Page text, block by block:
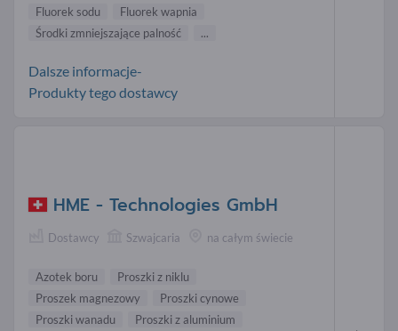
Fluorek sodu
Fluorek wapnia
Środki zmniejszające palność
...
Dalsze informacje-
Produkty tego dostawcy
HME - Technologies GmbH
Dostawcy Szwajcaria na całym świecie
Azotek boru
Proszki z niklu
Proszek magnezowy
Proszki cynowe
Proszki wanadu
Proszki z aluminium